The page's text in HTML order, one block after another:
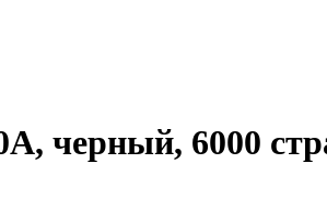
черный, 6000